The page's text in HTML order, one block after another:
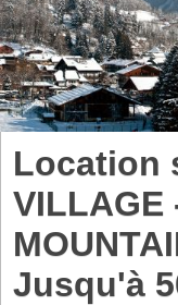
Location
VILLAGE
Jusqu'à